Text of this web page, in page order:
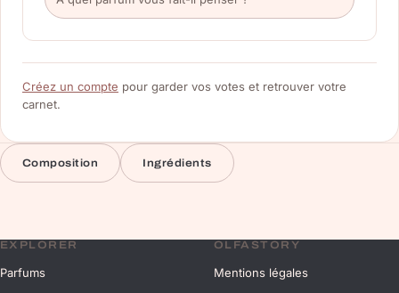
Créez un compte pour garder vos votes et retrouver votre
carnet.
Composition Ingrédients
EXPLORER
Parfums
OLFASTORY
Mentions légales